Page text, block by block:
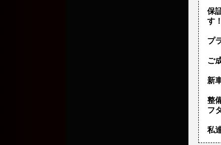
保
す
プ
ご
新
整
フ
私